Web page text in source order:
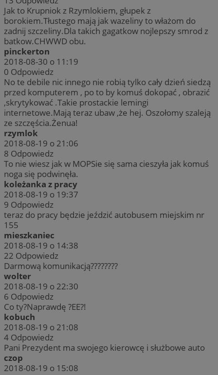
Jak to Krupniok z Rzymlokiem, głupek z
borokiem.Tłustego mają jak wazeliny to włażom do
zadnij szczeliny.Dla takich gagatkow nojlepszy smrod z
batkow.CHWWD obu.
pinckerton
2018-08-30 o 11:19
0 Odpowiedz
No te debile nic innego nie robią tylko cały dzień siedzą
przed komputerem , po to by komuś dokopać , obrazić
,skrytykować .Takie prostackie lemingi
internetowe.Mają teraz ubaw ,że hej. Oszołomy szaleją
ze szczęścia.Żenua!
rzymlok
2018-08-19 o 21:06
8 Odpowiedz
To nie wiesz jak w MOPSie się sama cieszyła jak komuś
noga się podwinęła.
koleżanka z pracy
2018-08-19 o 19:37
9 Odpowiedz
teraz do pracy będzie jeździć autobusem miejskim nr
155
mieszkaniec
2018-08-19 o 14:38
22 Odpowiedz
Darmową komunikacją????????
wolter
2018-08-19 o 22:30
6 Odpowiedz
Co ty?Naprawdę ?EE?!
kobuch
2018-08-19 o 21:08
4 Odpowiedz
Pani Prezydent ma swojego kierowcę i służbowe auto
czop
2018-08-19 o 15:08